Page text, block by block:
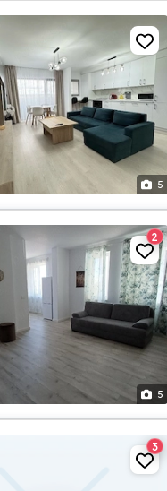
5
5
2
3